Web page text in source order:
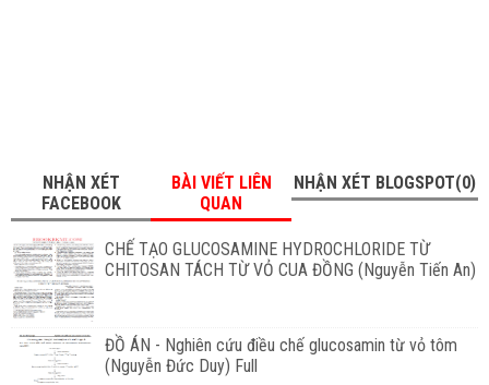
NHẬN XÉT
FACEBOOK
BÀI VIẾT LIÊN
QUAN
NHẬN XÉT BLOGSPOT(0)
CHẾ TẠO GLUCOSAMINE HYDROCHLORIDE TỪ
CHITOSAN TÁCH TỪ VỎ CUA ĐỒNG (Nguyễn Tiến An)
ĐỒ ÁN - Nghiên cứu điều chế glucosamin từ vỏ tôm
(Nguyễn Đức Duy) Full